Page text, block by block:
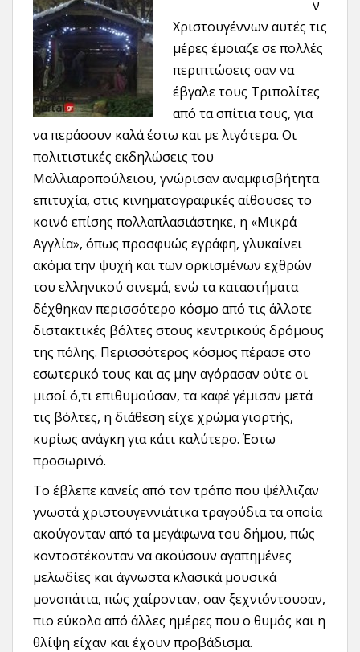
ν
Χριστουγέννων αυτές τις
μέρες έμοιαζε σε πολλές
περιπτώσεις σαν να
έβγαλε τους Τριπολίτες
από τα σπίτια τους, για
να περάσουν καλά έστω και με λιγότερα. Οι
πολιτιστικές εκδηλώσεις του
Μαλλιαροπούλειου, γνώρισαν αναμφισβήτητα
επιτυχία, στις κινηματογραφικές αίθουσες το
κοινό επίσης πολλαπλασιάστηκε, η «Μικρά
Αγγλία», όπως προσφυώς εγράφη, γλυκαίνει
ακόμα την ψυχή και των ορκισμένων εχθρών
του ελληνικού σινεμά, ενώ τα καταστήματα
δέχθηκαν περισσότερο κόσμο από τις άλλοτε
διστακτικές βόλτες στους κεντρικούς δρόμους
της πόλης. Περισσότερος κόσμος πέρασε στο
εσωτερικό τους και ας μην αγόρασαν ούτε οι
μισοί ό,τι επιθυμούσαν, τα καφέ γέμισαν μετά
τις βόλτες, η διάθεση είχε χρώμα γιορτής,
κυρίως ανάγκη για κάτι καλύτερο. Έστω
προσωρινό.
Το έβλεπε κανείς από τον τρόπο που ψέλλιζαν
γνωστά χριστουγεννιάτικα τραγούδια τα οποία
ακούγονταν από τα μεγάφωνα του δήμου, πώς
κοντοστέκονταν να ακούσουν αγαπημένες
μελωδίες και άγνωστα κλασικά μουσικά
μονοπάτια, πώς χαίρονταν, σαν ξεχνιόντουσαν,
πιο εύκολα από άλλες ημέρες που ο θυμός και η
θλίψη είχαν και έχουν προβάδισμα.